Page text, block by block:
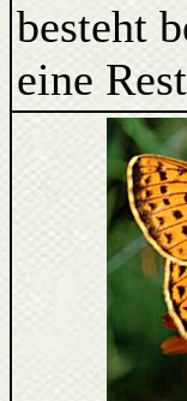
besteht
eine